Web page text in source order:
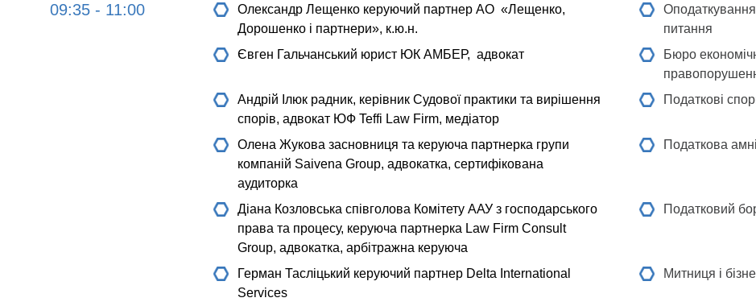
09:35 - 11:00 Олександр Лещенко керуючий партнер АО «Лещенко,
Дорошенко і партнери», к.ю.н.
Оподаткування
питання
Євген Гальчанський юрист ЮК АМБЕР, адвокат
Бюро
Андрій Ілюк радник, керівник Судової практики та вирішення
спорів, адвокат ЮФ Teffi Law Firm, медіатор
Податкові
Олена Жукова засновниця та керуюча партнерка групи
компаній Saivena Group, адвокатка, сертифікована
аудиторка
Податкова
Діана Козловська співголова Комітету ААУ з господарського
права та процесу, керуюча партнерка Law Firm Consult
Group, адвокатка, арбітражна керуюча
Податковий
Герман Тасліцький керуючий партнер Delta International
Services
Митниця і